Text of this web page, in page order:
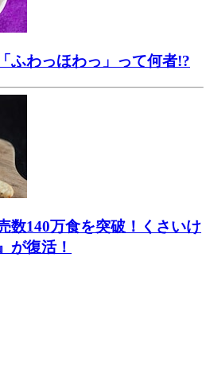
ふわっほわっ」って何者!?
数140万食を突破！くさいけ
が復活！